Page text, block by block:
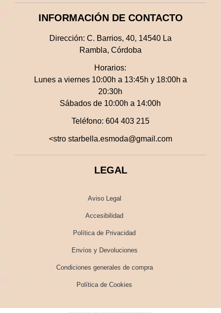
INFORMACIÓN DE CONTACTO
Dirección: C. Barrios, 40, 14540 La
Rambla, Córdoba
Horarios:
Lunes a viernes 10:00h a 13:45h y 18:00h a
20:30h
Sábados de 10:00h a 14:00h
Teléfono: 604 403 215
<stro starbella.esmoda@gmail.com
LEGAL
Aviso Legal
Accesibilidad
Política de Privacidad
Envíos y Devoluciones
Condiciones generales de compra
Política de Cookies